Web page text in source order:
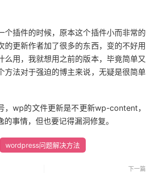
个插件的时候，原本这个插件小而非常的
的更新作者加了很多的东西，变的不好用
么用，我就想用之前的版本，毕竟简单又
方法对于强迫的博主来说，无疑是很简单
，wp的文件更新是不更新wp-content，
事情，但也要记得漏洞修复。
wordpress问题解决方法
下一篇